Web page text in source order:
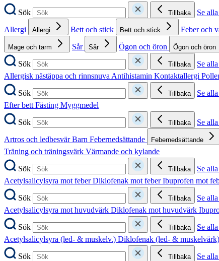
Sök
Tillbaka
Se
Allergi
Allergi Bett och stick Bett och stick Feber och
Mage och tarm Sår Sår Ögon och öron Ögon och öron
Sök Tillbaka
Se
Allergisk nästäppa och rinnsnuva Antihistamin Kontaktallergi
Sök
Tillbaka
Se
Efter bett Fästing Myggmedel
Sök
Tillbaka
Se
Artros och ledbesvärBarn Febernedsättande Febernedsättande
Träning och träningsvärk Värmande och kylande
Sök
Tillbaka
Se
Acetylsalicylsyra mot feberDiklofenak mot feberIbuprofen mot
Sök
Tillbaka
Se
Acetylsalicylsyra mot huvudvärk Diklofenak mot huvudvärk
Sök
Tillbaka
Se
Acetylsalicylsyra (led- & muskelv.) Diklofenak (led- & muskelvärk)
Sök
Tillbaka
Se